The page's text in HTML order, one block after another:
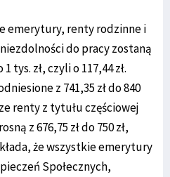
emerytury, renty rodzinne i
do pracy zostaną
tys. zł, czyli o 117,44 zł.
z 741,35 zł do 840
renty z tytułu częściowej
z 676,75 zł do 750 zł,
że wszystkie emerytury
Społecznych,